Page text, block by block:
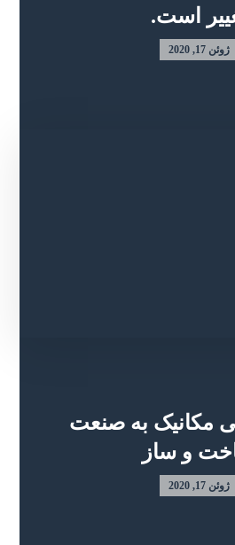
است.
ژوئن 17, 2020
مکانیک به صنعت
و ساز
ژوئن 17, 2020